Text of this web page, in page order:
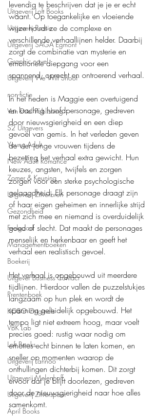
Uitgeverij Loft Books
Uitgeverij Passie
Uitgeverij SAGA Egmont
Graphic novel
Uitgeverij We Will Shoot
non-fictie
Van Driel Publishing
S2 Uitgevers
Young Adult
New Adult Romance
Zomer & Keuning
Uitgeverij Zilverbron
Gezondheid
Feelgood
Managementboeken
Boekerij
Uitgever Business Contact
Prentenboek
KOBO Originals
VBK Lab
Loft Books
Uitgeverij Lannoo
Uitgeverij Melenhoff
Uitgeverij Zilverspoor
April Books
levendig te beschrijven dat je je er echt
waant. Op toegankelijke en vloeiende
wijze houdt ze de complexe en
verschillende verhaallijnen helder. Daarbij
zorgt de combinatie van mysterie en
emotionele diepgang voor een
spannend, oprecht en ontroerend verhaal.
In het heden is Maggie een overtuigend
en krachtig hoofdpersonage, gedreven
door nieuwsgierigheid en een diep
gevoel van gemis. In het verleden geven
de vier jonge vrouwen tijdens de
bezetting het verhaal extra gewicht. Hun
keuzes, angsten, twijfels en zorgen
zorgen voor een sterke psychologische
gelaagdheid. Elk personage draagt zijn
of haar eigen geheimen en innerlijke strijd
met zich mee en niemand is overduidelijk
goed of slecht. Dat maakt de personages
menselijk en herkenbaar en geeft het
verhaal een realistisch gevoel.
Het verhaal is opgebouwd uit meerdere
tijdlijnen. Hierdoor vallen de puzzelstukjes
langzaam op hun plek en wordt de
spanning geleidelijk opgebouwd. Het
tempo ligt niet extreem hoog, maar voelt
precies goed: rustig waar nodig om
emoties echt binnen te laten komen, en
sneller op momenten waarop de
onthullingen dichterbij komen. Dit zorgt
ervoor dat je blijft doorlezen, gedreven
door de nieuwsgierigheid naar hoe alles
samenkomt.